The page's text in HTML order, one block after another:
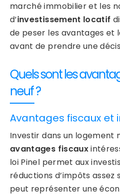
marché immobilier et les
d’investissement locatif
de peser les avantages et
avant de prendre une
Quels sont les
neuf ?
Avantages fiscaux et
Investir dans un logement
avantages fiscaux
loi Pinel permet aux
réductions d’impôts assez
peut représenter une